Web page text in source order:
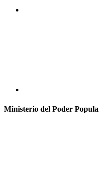
Ministerio del Poder